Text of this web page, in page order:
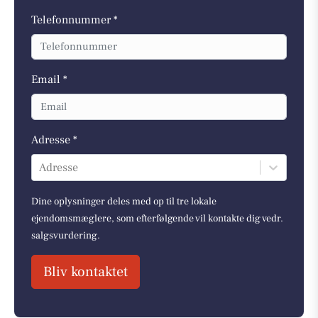
Telefonnummer *
Email *
Adresse *
Adresse
Dine oplysninger deles med op til tre lokale
ejendomsmæglere, som efterfølgende vil kontakte dig vedr.
salgsvurdering.
Bliv kontaktet